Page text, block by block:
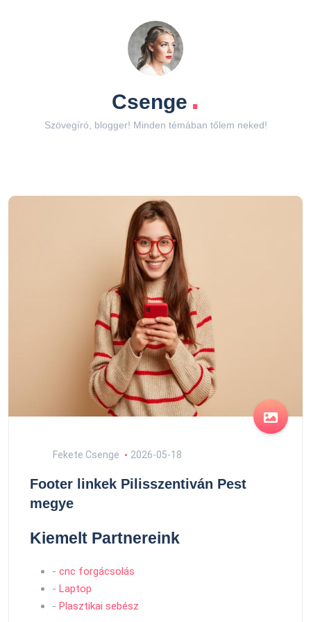
Csenge .
Szövegíró, blogger! Minden témában tőlem neked!
Fekete Csenge 2026-05-18
Footer linkek Pilisszentiván Pest
megye
Kiemelt Partnereink
- cnc forgácsolás
- Laptop
- Plasztikai sebész